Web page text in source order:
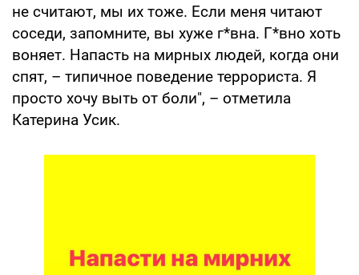
не считают, мы их тоже. Если меня читают
соседи, запомните, вы хуже г*вна. Г*вно хоть
воняет. Напасть на мирных людей, когда они
спят, – типичное поведение террориста. Я
просто хочу выть от боли", – отметила
Катерина Усик.